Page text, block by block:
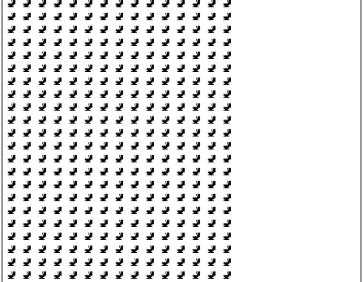
🚽 🚽 🚽 🚽 🚽 🚽 🚽 🚽 🚽 🚽 🚽 🚽 🚽 🚽 🚽
🚽 🚽 🚽 🚽 🚽 🚽 🚽 🚽 🚽 🚽 🚽 🚽 🚽 🚽 🚽
🚽 🚽 🚽 🚽 🚽 🚽 🚽 🚽 🚽 🚽 🚽 🚽 🚽 🚽 🚽
🚽 🚽 🚽 🚽 🚽 🚽 🚽 🚽 🚽 🚽 🚽 🚽 🚽 🚽 🚽
🚽 🚽 🚽 🚽 🚽 🚽 🚽 🚽 🚽 🚽 🚽 🚽 🚽 🚽 🚽
🚽 🚽 🚽 🚽 🚽 🚽 🚽 🚽 🚽 🚽 🚽 🚽 🚽 🚽 🚽
🚽 🚽 🚽 🚽 🚽 🚽 🚽 🚽 🚽 🚽 🚽 🚽 🚽 🚽 🚽
🚽 🚽 🚽 🚽 🚽 🚽 🚽 🚽 🚽 🚽 🚽 🚽 🚽 🚽 🚽
🚽 🚽 🚽 🚽 🚽 🚽 🚽 🚽 🚽 🚽 🚽 🚽 🚽 🚽 🚽
🚽 🚽 🚽 🚽 🚽 🚽 🚽 🚽 🚽 🚽 🚽 🚽 🚽 🚽 🚽
🚽 🚽 🚽 🚽 🚽 🚽 🚽 🚽 🚽 🚽 🚽 🚽 🚽 🚽 🚽
🚽 🚽 🚽 🚽 🚽 🚽 🚽 🚽 🚽 🚽 🚽 🚽 🚽 🚽 🚽
🚽 🚽 🚽 🚽 🚽 🚽 🚽 🚽 🚽 🚽 🚽 🚽 🚽 🚽 🚽
🚽 🚽 🚽 🚽 🚽 🚽 🚽 🚽 🚽 🚽 🚽 🚽 🚽 🚽 🚽
🚽 🚽 🚽 🚽 🚽 🚽 🚽 🚽 🚽 🚽 🚽 🚽 🚽 🚽 🚽
🚽 🚽 🚽 🚽 🚽 🚽 🚽 🚽 🚽 🚽 🚽 🚽 🚽 🚽 🚽
🚽 🚽 🚽 🚽 🚽 🚽 🚽 🚽 🚽 🚽 🚽 🚽 🚽 🚽 🚽
🚽 🚽 🚽 🚽 🚽 🚽 🚽 🚽 🚽 🚽 🚽 🚽 🚽 🚽 🚽
🚽 🚽 🚽 🚽 🚽 🚽 🚽 🚽 🚽 🚽 🚽 🚽 🚽 🚽 🚽
🚽 🚽 🚽 🚽 🚽 🚽 🚽 🚽 🚽 🚽 🚽 🚽 🚽 🚽 🚽
🚽 🚽 🚽 🚽 🚽 🚽 🚽 🚽 🚽 🚽 🚽 🚽 🚽 🚽 🚽
🚽 🚽 🚽 🚽 🚽 🚽 🚽 🚽 🚽 🚽 🚽 🚽 🚽 🚽 🚽